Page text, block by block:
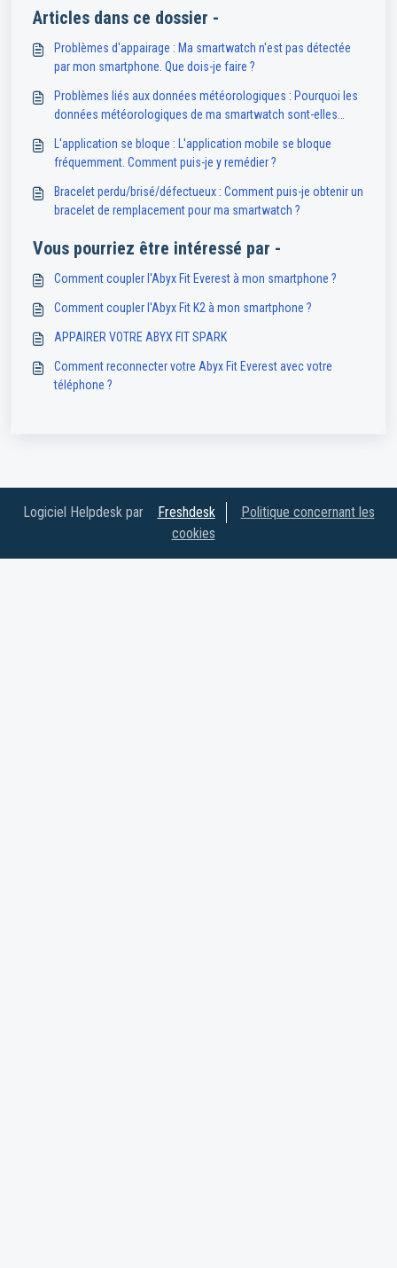
Articles dans ce dossier -
Problèmes d'appairage : Ma smartwatch n'est pas détectée
par mon smartphone. Que dois-je faire ?
Problèmes liés aux données météorologiques : Pourquoi les
données météorologiques de ma smartwatch sont-elles
L'application se bloque : L'application mobile se bloque
fréquemment. Comment puis-je y remédier ?
Bracelet perdu/brisé/défectueux : Comment puis-je obtenir un
bracelet de remplacement pour ma smartwatch ?
Vous pourriez être intéressé par -
Comment coupler l'Abyx Fit Everest à mon smartphone ?
Comment coupler l'Abyx Fit K2 à mon smartphone ?
APPAIRER VOTRE ABYX FIT SPARK
Comment reconnecter votre Abyx Fit Everest avec votre
téléphone ?
Logiciel Helpdesk par Freshdesk
Politique concernant les
cookies